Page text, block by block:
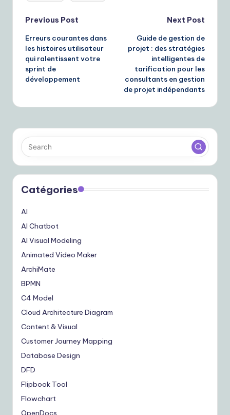
Post
navigation
Previous Post
Erreurs courantes dans
les histoires utilisateur
qui ralentissent votre
sprint de
développement
Next Post
Guide de gestion de
projet : des stratégies
intelligentes de
tarification pour les
consultants en gestion
de projet indépendants
Catégories
AI
AI Chatbot
AI Visual Modeling
Animated Video Maker
ArchiMate
BPMN
C4 Model
Cloud Architecture Diagram
Content & Visual
Customer Journey Mapping
Database Design
DFD
Flipbook Tool
Flowchart
OpenDocs